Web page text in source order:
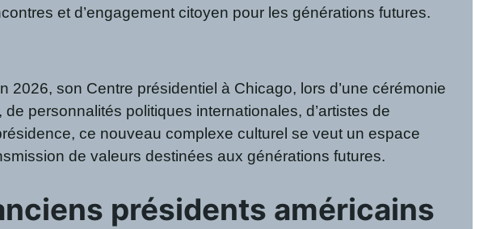
et d’engagement citoyen pour les générations futures.
son Centre présidentiel à Chicago, lors d’une cérémonie
personnalités politiques internationales, d’artistes de
ce nouveau complexe culturel se veut un espace
de valeurs destinées aux générations futures.
présidents américains